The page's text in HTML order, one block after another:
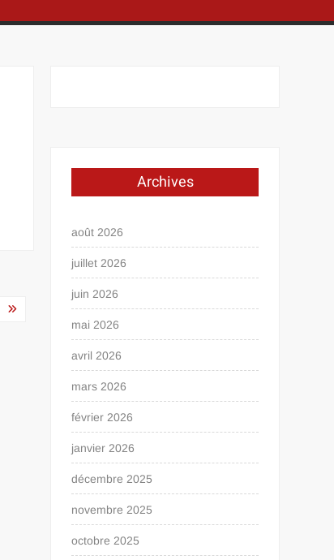
Archives
août 2026
juillet 2026
juin 2026
mai 2026
avril 2026
mars 2026
février 2026
janvier 2026
décembre 2025
novembre 2025
octobre 2025